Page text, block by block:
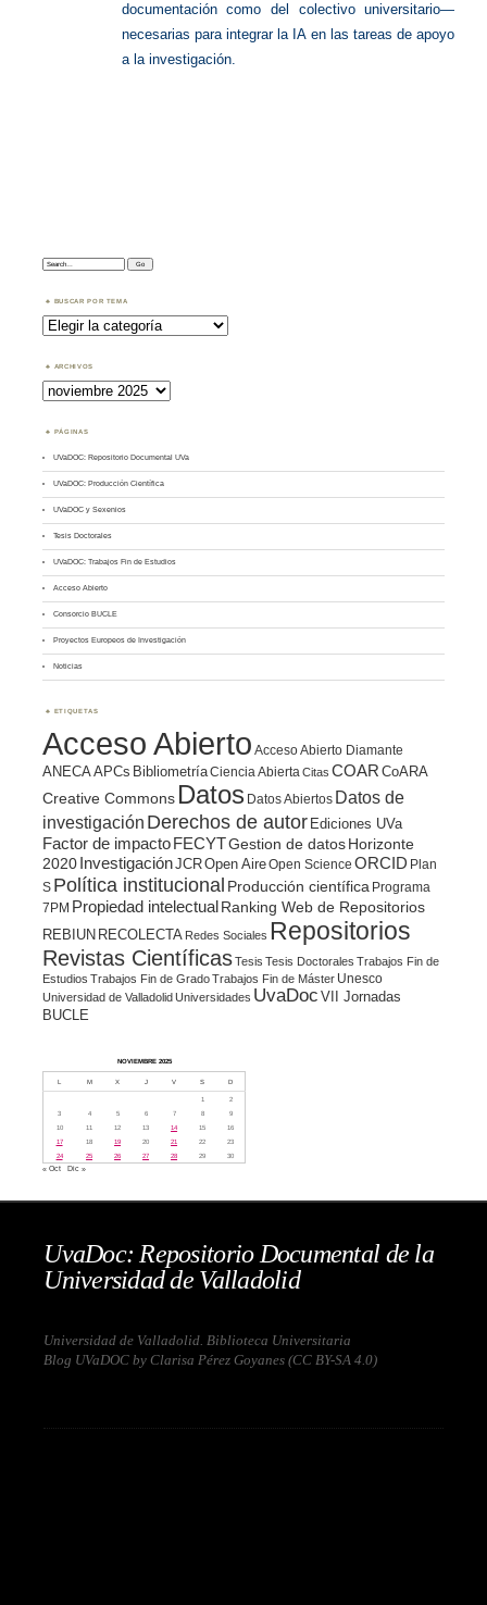
documentación como del colectivo universitario—
necesarias para integrar la IA en las tareas de apoyo
a la investigación.
Search:
BUSCAR POR TEMA
Buscar
por
Tema
ARCHIVOS
Archivos
PÁGINAS
UVaDOC: Repositorio Documental UVa
UVaDOC: Producción Científica
UVaDOC y Sexenios
Tesis Doctorales
UVaDOC: Trabajos Fin de Estudios
Acceso Abierto
Consorcio BUCLE
Proyectos Europeos de Investigación
Noticias
ETIQUETAS
Acceso Abierto Acceso Abierto Diamante
ANECAAPCs BibliometríaCiencia Abierta Citas COAR CoARA
Creative Commons Datos Datos Abiertos Datos de
investigación Derechos de autor Ediciones UVa
Factor de impacto FECYTGestion de datosHorizonte
2020 InvestigaciónJCROpen AireOpen Science ORCID Plan
S Política institucional Producción científica Programa
7PM Propiedad intelectualRanking Web de Repositorios
REBIUN RECOLECTA Redes Sociales Repositorios
Revistas CientíficasTesis Tesis Doctorales Trabajos Fin de
Estudios Trabajos Fin de GradoTrabajos Fin de Máster Unesco
Universidad de Valladolid Universidades UvaDoc VII Jornadas
BUCLE
NOVIEMBRE 2025
L M X J V S D
1
2
3
4 5 6 7 8
9
10
11 12 13 14 15
16
17
18 19 20 21 22
23
24
25 26 27 28 29 30
« Oct Dic »
UvaDoc: Repositorio Documental de la
Universidad de Valladolid
Universidad de Valladolid. Biblioteca Universitaria
Blog UVaDOC by Clarisa Pérez Goyanes (CC BY-SA 4.0)